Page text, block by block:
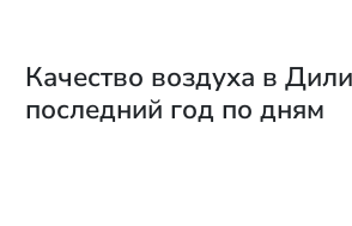
Качество воздуха в
последний год по дням